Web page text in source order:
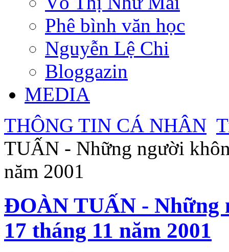
Phê bình văn học
Nguyễn Lệ Chi
Bloggazin
MEDIA
THÔNG TIN CÁ NHÂN
TUẤN - Những người
năm 2001
ĐOÀN TUẤN - Những
17 tháng 11 năm 2001